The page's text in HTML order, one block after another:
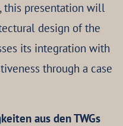
this presentation will
design of the
its integration with
through a case
aus den TWGs